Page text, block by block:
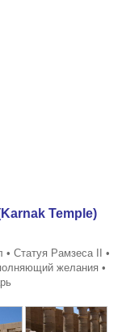
Temple)
Статуя Рамзеса II •
желания •